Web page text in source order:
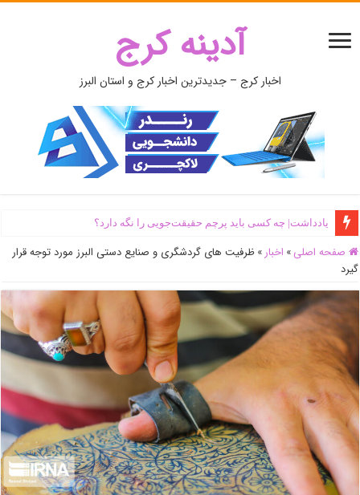
آدینه کرج
اخبار کرج – جدیدترین اخبار کرج و استان البرز
یادداشت| ‌چه کسی باید پرچم حقیقت‌جویی را نگه دارد؟
صفحه اصلی » اخبار » ظرفیت های گردشگری و صنایع دستی البرز مورد توجه قرار
گیرد